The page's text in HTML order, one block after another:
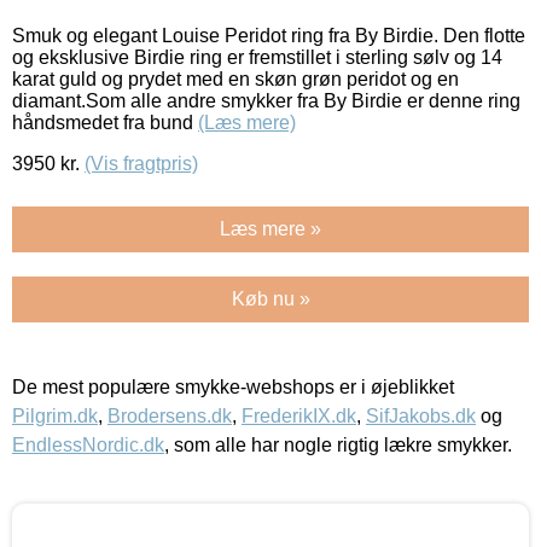
Smuk og elegant Louise Peridot ring fra By Birdie. Den flotte
og eksklusive Birdie ring er fremstillet i sterling sølv og 14
karat guld og prydet med en skøn grøn peridot og en
diamant.Som alle andre smykker fra By Birdie er denne ring
håndsmedet fra bund (Læs mere)
3950 kr. (Vis fragtpris)
Læs mere »
Køb nu »
De mest populære smykke-webshops er i øjeblikket
Pilgrim.dk, Brodersens.dk, FrederikIX.dk, SifJakobs.dk og
EndlessNordic.dk, som alle har nogle rigtig lækre smykker.